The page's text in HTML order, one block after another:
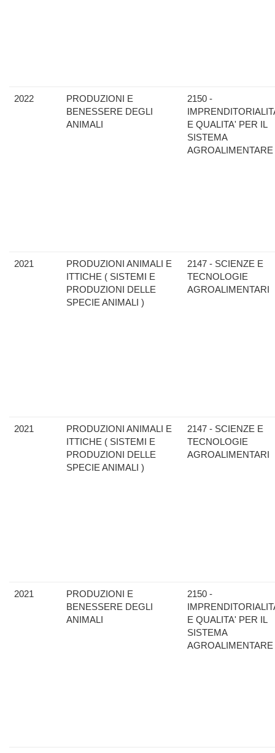
2022
PRODUZIONI E
BENESSERE DEGLI
ANIMALI
2150 -
E QUALITA' PER IL
SISTEMA
AGROALIMENTARE
2021
PRODUZIONI ANIMALI E
ITTICHE ( SISTEMI E
PRODUZIONI DELLE
SPECIE ANIMALI )
2147 - SCIENZE E
TECNOLOGIE
AGROALIMENTARI
2021
PRODUZIONI ANIMALI E
ITTICHE ( SISTEMI E
PRODUZIONI DELLE
SPECIE ANIMALI )
2147 - SCIENZE E
TECNOLOGIE
AGROALIMENTARI
2021
PRODUZIONI E
BENESSERE DEGLI
ANIMALI
2150 -
E QUALITA' PER IL
SISTEMA
AGROALIMENTARE